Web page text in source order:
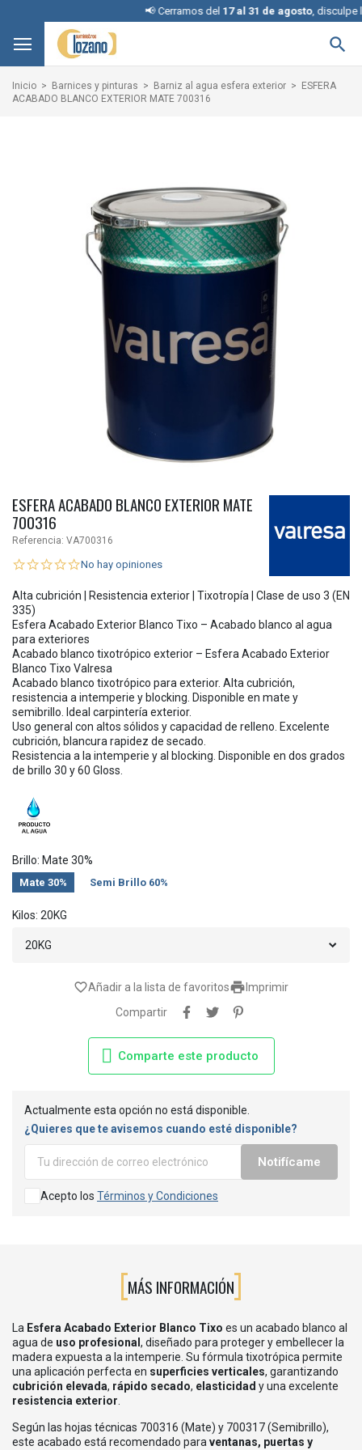
📢 Cerramos del 17 al 31 de agosto, disculpe las

Inicio Barnices y pinturas Barniz al agua esfera exterior
ESFERA
ACABADO BLANCO EXTERIOR MATE 700316
ESFERA ACABADO BLANCO EXTERIOR MATE
700316
Referencia: VA700316
No hay opiniones
Alta cubrición | Resistencia exterior | Tixotropía | Clase de uso 3 (EN
335)
Esfera Acabado Exterior Blanco Tixo – Acabado blanco al agua
para exteriores
Acabado blanco tixotrópico exterior – Esfera Acabado Exterior
Blanco Tixo Valresa
Acabado blanco tixotrópico para exterior. Alta cubrición,
resistencia a intemperie y blocking. Disponible en mate y
semibrillo. Ideal carpintería exterior.
Uso general con altos sólidos y capacidad de relleno. Excelente
cubrición, blancura rapidez de secado.
Resistencia a la intemperie y al blocking. Disponible en dos grados
de brillo 30 y 60 Gloss.
Brillo: Mate 30%
Mate 30% Semi Brillo 60%
Kilos: 20KG
 Imprimir
favorite_borderAñadir a la lista de favoritos
Compartir
Comparte este producto
Actualmente esta opción no está disponible.
¿Quieres que te avisemos cuando esté disponible?
Notifícame
Acepto los Términos y Condiciones
MÁS INFORMACIÓN
La Esfera Acabado Exterior Blanco Tixo es un acabado blanco al
agua de uso profesional , diseñado para proteger y embellecer la
madera expuesta a la intemperie. Su fórmula tixotrópica permite
una aplicación perfecta en superficies verticales, garantizando
cubrición elevada, rápido secado, elasticidad y una excelente
resistencia exterior
Según las hojas técnicas 700316 (Mate) y 700317 (Semibrillo),
este acabado está recomendado para ventanas, puertas y